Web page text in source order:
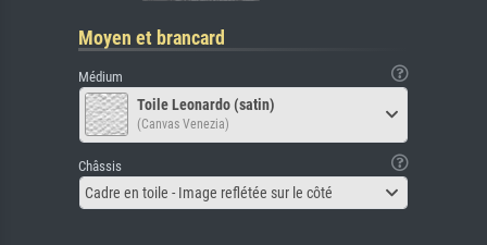
Moyen et brancard
Médium
Toile Leonardo (satin)
(Canvas Venezia)
Châssis
Cadre en toile - Image reflétée sur le côté